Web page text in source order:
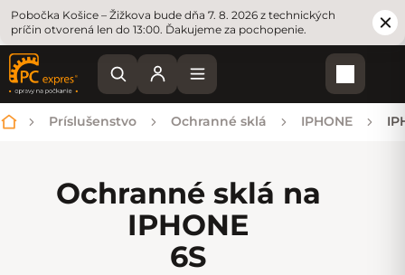
Pobočka Košice – Žižkova bude dňa 7. 8. 2026 z technických
príčin otvorená len do 13:00. Ďakujeme za pochopenie.
Domov
Príslušenstvo Ochranné sklá IPHONE
Ochranné sklá na
IPHONE
6S